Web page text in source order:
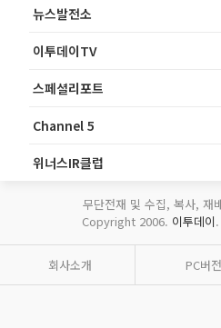
뉴스발전소
이투데이TV
스페셜리포트
Channel 5
위너스IR클럽
무단전재 및 수집, 복사, 재
Copyright 2006. 이투데이
회사소개 PC버전